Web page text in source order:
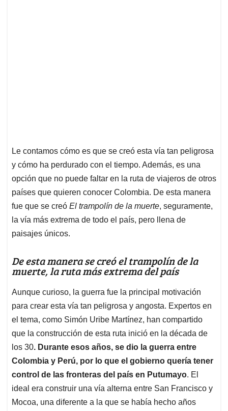
Le contamos cómo es que se creó esta vía tan peligrosa
y cómo ha perdurado con el tiempo. Además, es una
opción que no puede faltar en la ruta de viajeros de otros
países que quieren conocer Colombia. De esta manera
fue que se creó El trampolín de la muerte, seguramente,
la vía más extrema de todo el país, pero llena de
paisajes únicos.
De esta manera se creó el trampolín de la
muerte, la ruta más extrema del país
Aunque curioso, la guerra fue la principal motivación
para crear esta vía tan peligrosa y angosta. Expertos en
el tema, como Simón Uribe Martínez, han compartido
que la construcción de esta ruta inició en la década de
los 30. Durante esos años, se dio la guerra entre
Colombia y Perú, por lo que el gobierno quería tener
control de las fronteras del país en Putumayo. El
ideal era construir una vía alterna entre San Francisco y
Mocoa, una diferente a la que se había hecho años